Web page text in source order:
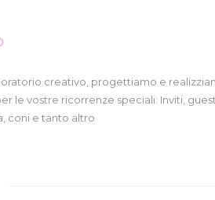
creativo, progettiamo e
le vostre ricorrenze speciali: Inviti,
coni e tanto altro